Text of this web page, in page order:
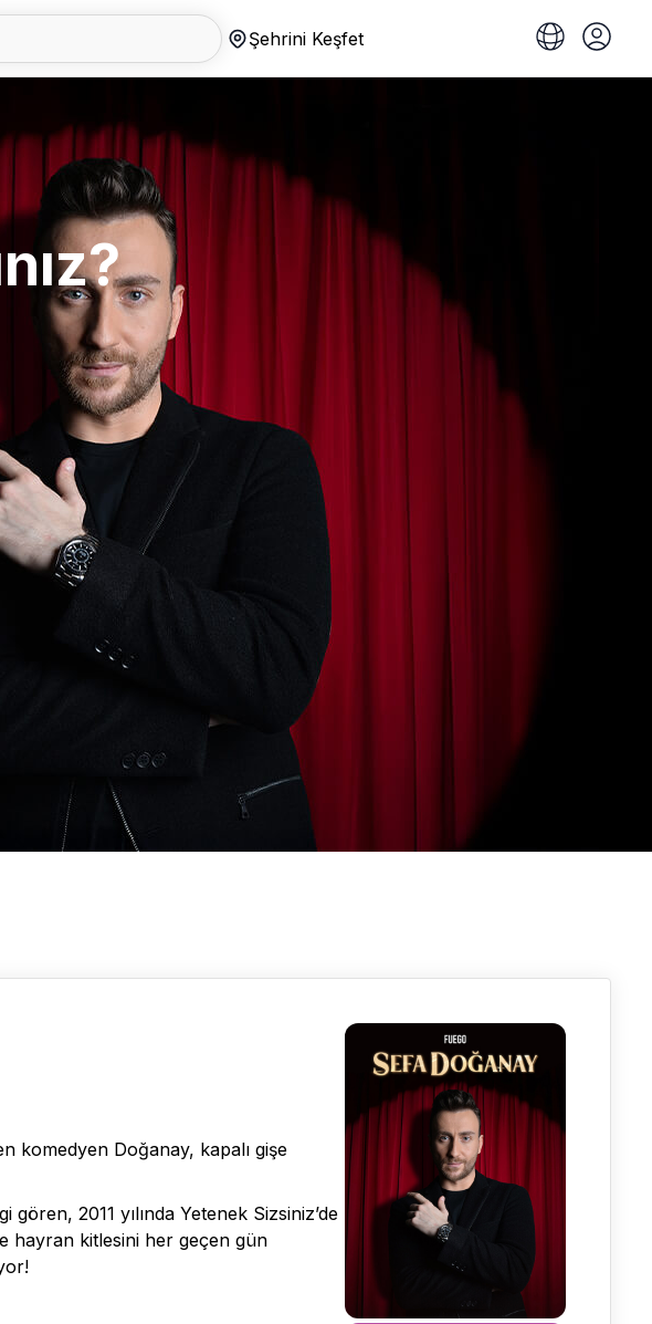
Şehrini Keşfet
komedyen Doğanay, kapalı gişe
2011 yılında Yetenek Sizsiniz’de
hayran kitlesini her geçen gün